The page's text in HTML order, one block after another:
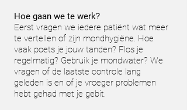
Hoe gaan we te werk?
Eerst vragen we iedere patiënt wat meer
te vertellen of zijn mondhygiëne. Hoe
vaak poets je jouw tanden? Flos je
regelmatig? Gebruik je mondwater? We
vragen of de laatste controle lang
geleden is en of je vroeger problemen
hebt gehad met je gebit.